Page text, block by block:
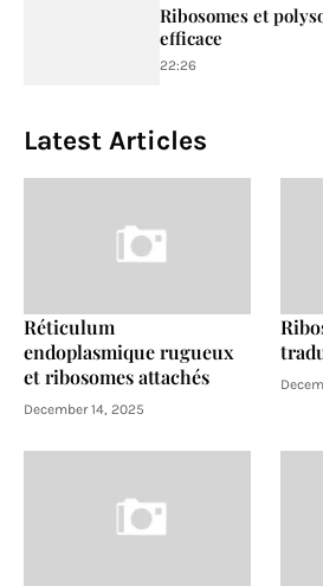
Ribosomes et
efficace
22:26
Latest Articles
Réticulum
endoplasmique rugueux
et ribosomes attachés
December 14, 2025